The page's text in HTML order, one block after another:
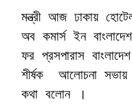
মন্ত্রী আজ ঢাকায়
অব কমার্স ইন
ফর প্রসপারাস
শীর্ষক আলোচনা সভায়
কথা বলোন ।